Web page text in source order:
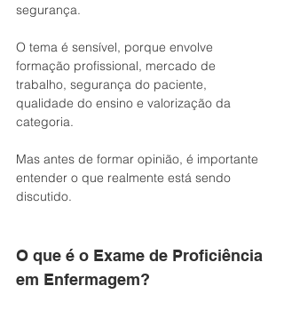
segurança.
O tema é sensível, porque envolve
formação profissional, mercado de
trabalho, segurança do paciente,
qualidade do ensino e valorização da
categoria.
Mas antes de formar opinião, é importante
entender o que realmente está sendo
discutido.
O que é o Exame de Proficiência
em Enfermagem?